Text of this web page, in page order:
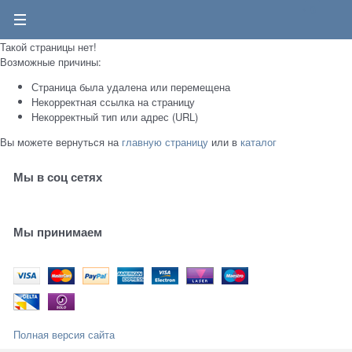
Такой страницы нет!
Возможные причины:
Страница была удалена или перемещена
Некорректная ссылка на страницу
Некорректный тип или адрес (URL)
Вы можете вернуться на главную страницу или в каталог
Мы в соц сетях
Мы принимаем
Полная версия сайта